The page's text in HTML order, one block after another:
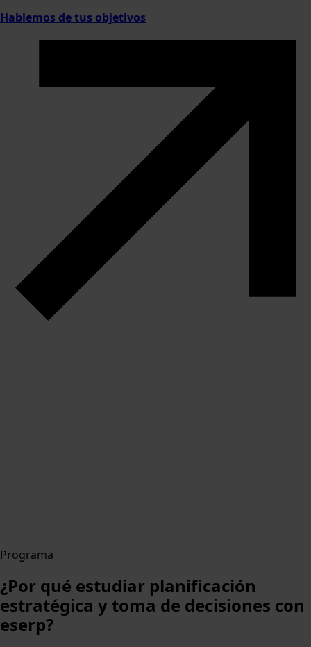
Hablemos de tus objetivos
Programa
¿Por qué estudiar planificación
estratégica y toma de decisiones con
eserp?